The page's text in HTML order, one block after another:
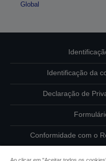
Global
Identificação da
Declaração de
Conformidade com o